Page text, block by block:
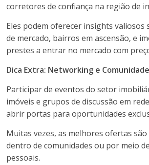
corretores de confiança na região de
Eles podem oferecer insights valiosos
de mercado, bairros em ascensão, e
prestes a entrar no mercado com
Dica Extra: Networking e Comunidade
Participar de eventos do setor
imóveis e grupos de discussão em
abrir portas para oportunidades
Muitas vezes, as melhores ofertas
dentro de comunidades ou por meio
pessoais.